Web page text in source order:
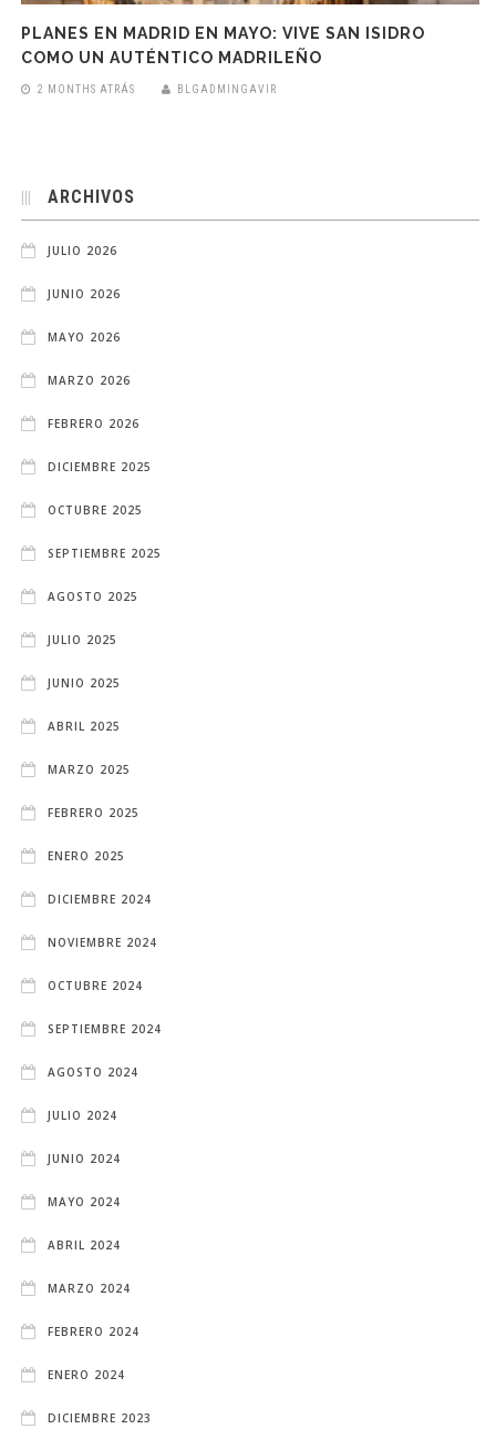
PLANES EN MADRID EN MAYO: VIVE SAN ISIDRO
COMO UN AUTÉNTICO MADRILEÑO
2 MONTHS ATRÁS BLGADMINGAVIR
ARCHIVOS
JULIO 2026
JUNIO 2026
MAYO 2026
MARZO 2026
FEBRERO 2026
DICIEMBRE 2025
OCTUBRE 2025
SEPTIEMBRE 2025
AGOSTO 2025
JULIO 2025
JUNIO 2025
ABRIL 2025
MARZO 2025
FEBRERO 2025
ENERO 2025
DICIEMBRE 2024
NOVIEMBRE 2024
OCTUBRE 2024
SEPTIEMBRE 2024
AGOSTO 2024
JULIO 2024
JUNIO 2024
MAYO 2024
ABRIL 2024
MARZO 2024
FEBRERO 2024
ENERO 2024
DICIEMBRE 2023